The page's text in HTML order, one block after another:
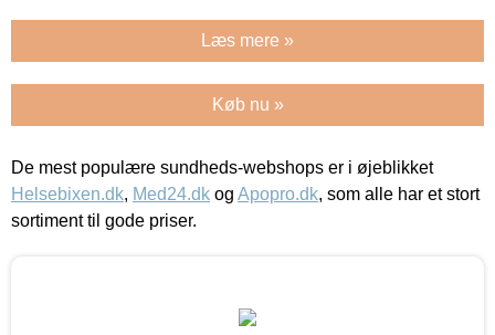
Læs mere »
Køb nu »
De mest populære sundheds-webshops er i øjeblikket
Helsebixen.dk, Med24.dk og Apopro.dk, som alle har et stort
sortiment til gode priser.